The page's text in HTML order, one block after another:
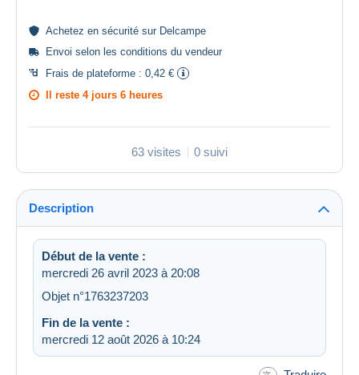
Achetez en sécurité sur Delcampe
Envoi selon les conditions du vendeur
Frais de plateforme : 0,42 €
Il reste 4 jours 6 heures
63 visites 0 suivi
Description
Début de la vente :
mercredi 26 avril 2023 à 20:08
Objet n°1763237203
Fin de la vente :
mercredi 12 août 2026 à 10:24